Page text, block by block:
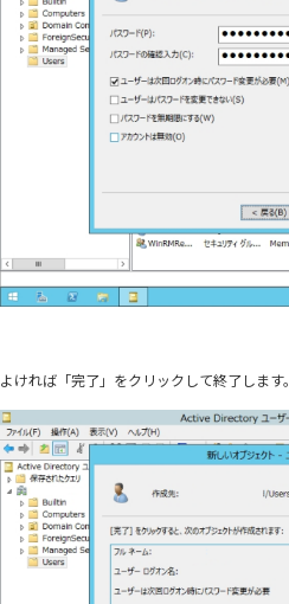
よければ「完了」をクリックして終了します。